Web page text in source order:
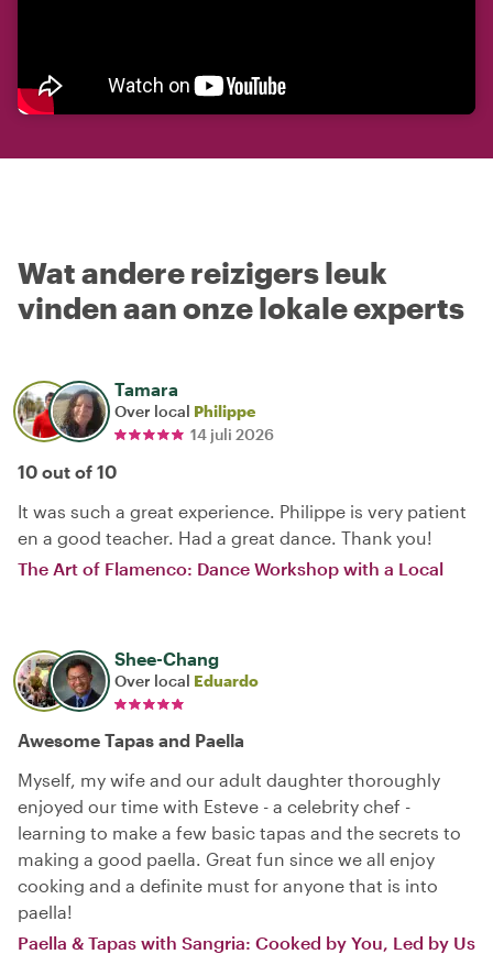
Wat andere reizigers leuk
vinden aan onze lokale experts
Tamara
Over local Philippe
14 juli 2026
10 out of 10
It was such a great experience. Philippe is very patient
en a good teacher. Had a great dance. Thank you!
The Art of Flamenco: Dance Workshop with a Local
Shee-Chang
Over local Eduardo
Awesome Tapas and Paella
Myself, my wife and our adult daughter thoroughly
enjoyed our time with Esteve - a celebrity chef -
learning to make a few basic tapas and the secrets to
making a good paella. Great fun since we all enjoy
cooking and a definite must for anyone that is into
paella!
Paella & Tapas with Sangria: Cooked by You, Led by Us